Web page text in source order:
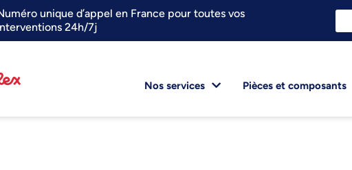
unique d’appel en France pour toutes vos
24h/7j
Nos services Pièces et composants